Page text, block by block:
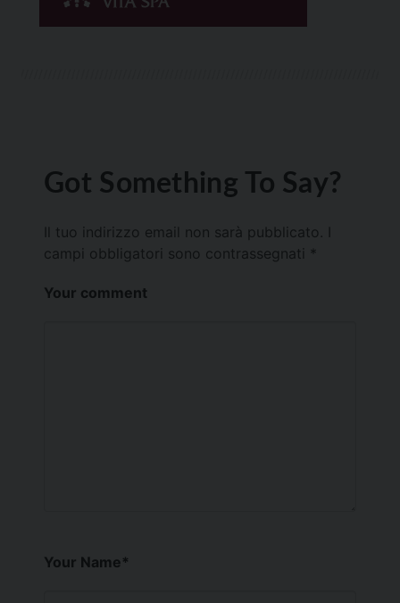
Got Something To Say?
Il tuo indirizzo email non sarà pubblicato.
campi obbligatori sono contrassegnati *
Your comment
Your Name*